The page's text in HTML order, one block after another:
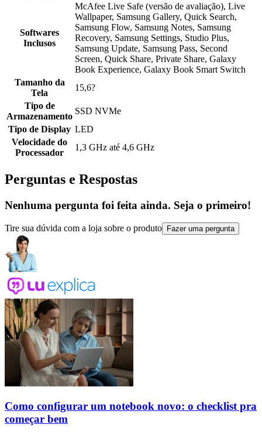
Softwares
Inclusos
McAfee Live Safe (versão de avaliação), Live
Wallpaper, Samsung Gallery, Quick Search,
Samsung Flow, Samsung Notes, Samsung
Recovery, Samsung Settings, Studio Plus,
Samsung Update, Samsung Pass, Second
Screen, Quick Share, Private Share, Galaxy
Book Experience, Galaxy Book Smart Switch
Tamanho da
Tela
15,6?
Tipo de
Armazenamento
SSD NVMe
Tipo de Display LED
Velocidade do
Processador
1,3 GHz até 4,6 GHz
Perguntas e Respostas
Nenhuma pergunta foi feita ainda. Seja o primeiro!
Tire sua dúvida com a loja sobre o produto Fazer uma pergunta
Como configurar um notebook novo: o checklist pra
começar bem